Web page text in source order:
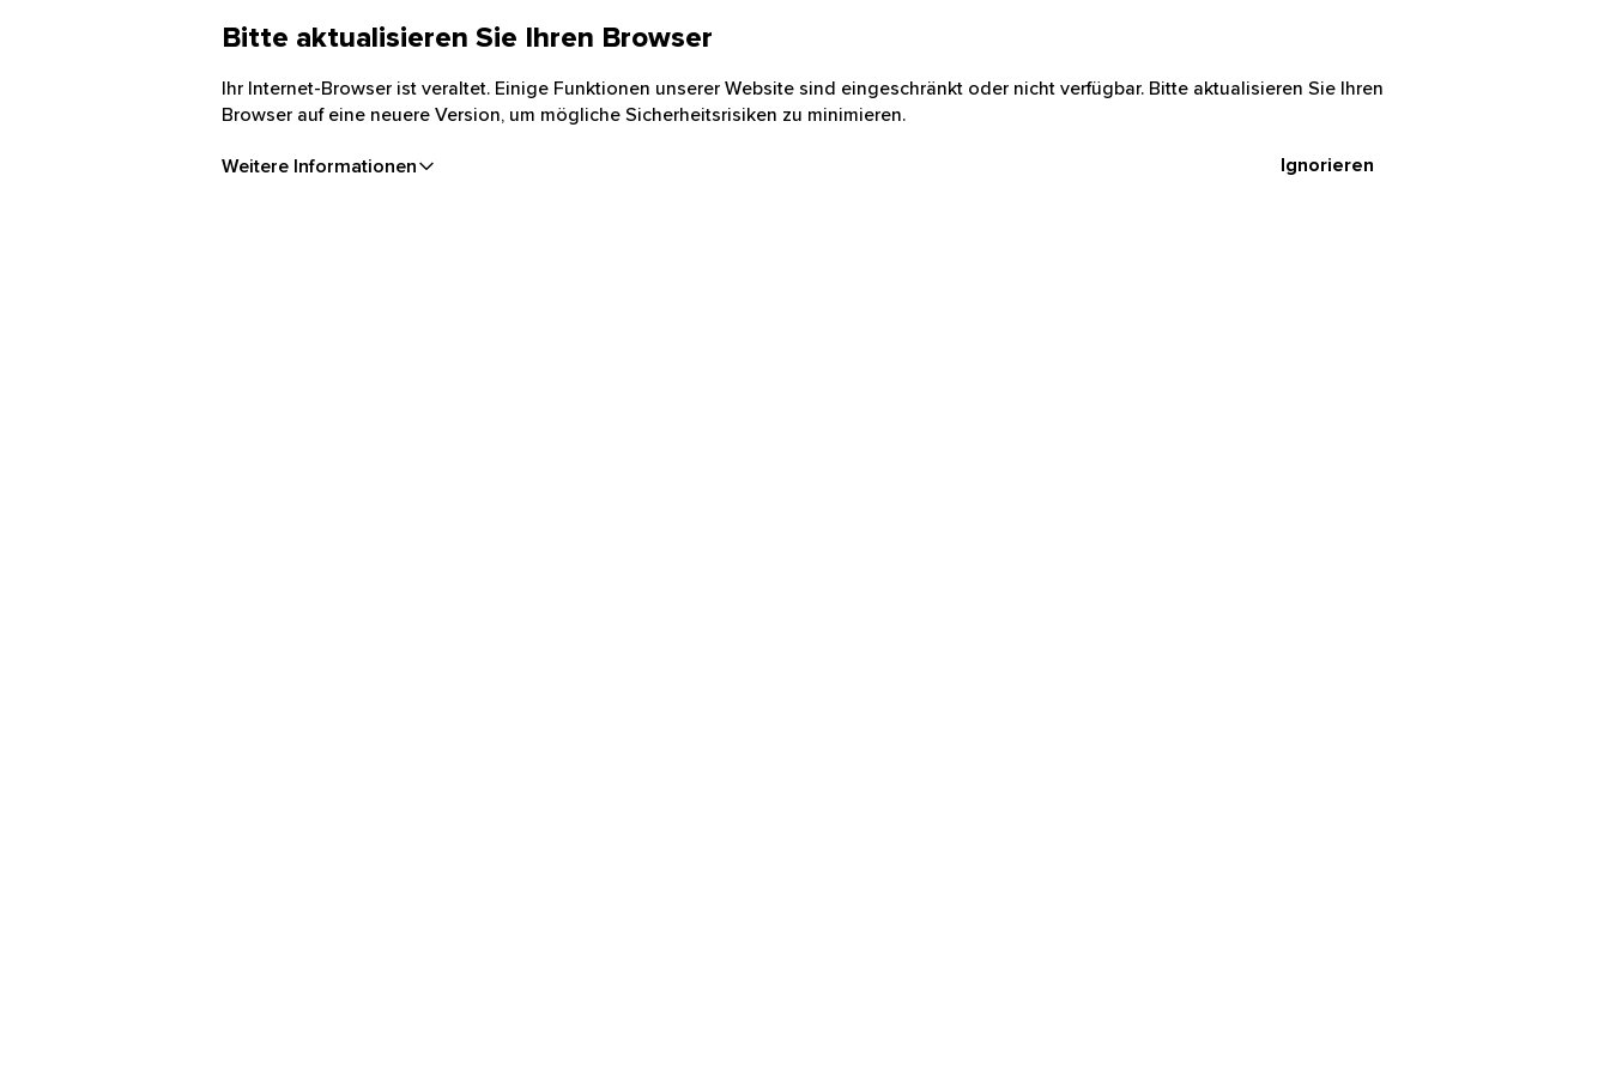
Bitte aktualisieren Sie Ihren Browser
Ihr Internet-Browser ist veraltet. Einige Funktionen unserer Website sind eingeschränkt oder nicht verfügbar. Bitte aktualisieren Sie Ihren
Browser auf eine neuere Version, um mögliche Sicherheitsrisiken zu minimieren.
Weitere Informationen Ignorieren